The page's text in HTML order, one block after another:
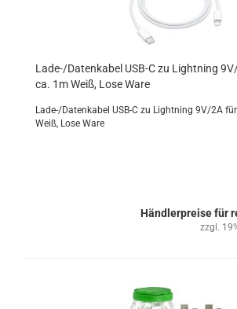
Lade-/Da­ten­ka­bel USB-C zu Light­ning
ca. 1m Weiß, Lose Ware
Lade-/Da­ten­ka­bel USB-C zu Light­ning 9V/2A
Weiß, Lose Ware
Händlerpreise für
zzgl.